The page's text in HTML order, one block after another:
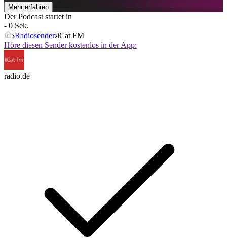
Mehr erfahren
Der Podcast startet in
- 0 Sek.
Radiosender iCat FM
Höre diesen Sender kostenlos in der App:
radio.de